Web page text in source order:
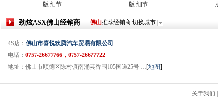
版 细节
版 细节
劲炫ASX佛山经销商 佛山推荐经销商 切换城市
4S店： 佛山市喜悦欢腾汽车贸易有限公司
电话： 0757-26677766，0757-26677722
地址：佛山市顺德区陈村镇南涌芸香围105国道25号 …[地图]
关于我们